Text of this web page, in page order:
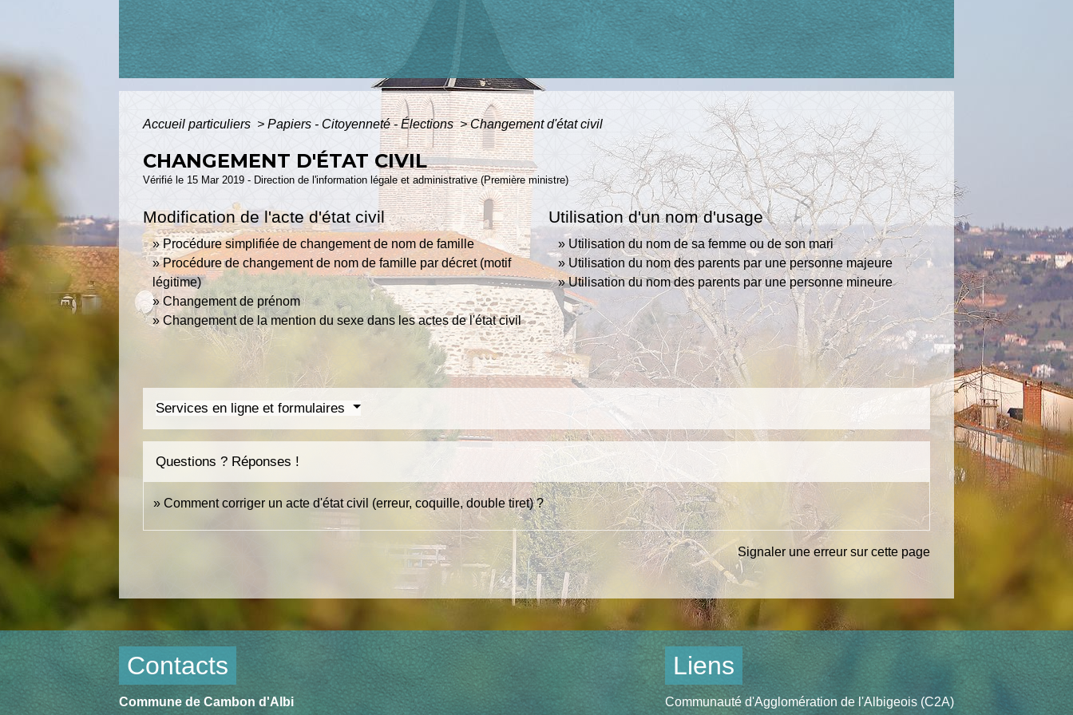
Accueil particuliers > Papiers - Citoyenneté - Élections> Changement d'état civil
CHANGEMENT D'ÉTAT CIVIL
Vérifié le 15 Mar 2019 - Direction de l'information légale et administrative (Première ministre)
Modification de l'acte d'état civil
Procédure simplifiée de changement de nom de famille
Procédure de changement de nom de famille par décret (motif
légitime)
Changement de prénom
Changement de la mention du sexe dans les actes de l'état civil
Utilisation d'un nom d'usage
Utilisation du nom de sa femme ou de son mari
Utilisation du nom des parents par une personne majeure
Utilisation du nom des parents par une personne mineure
Services en ligne et formulaires
Questions ? Réponses !
Comment corriger un acte d'état civil (erreur, coquille, double tiret) ?
Signaler une erreur sur cette page
Contacts
Commune de Cambon d'Albi
Liens
Communauté d'Agglomération de l'Albigeois (C2A)